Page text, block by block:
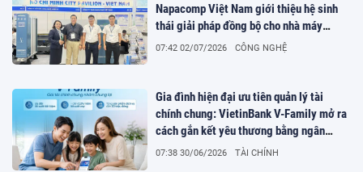
Napacomp Việt Nam giới thiệu hệ sinh
thái giải pháp đồng bộ cho nhà máy
thông minh tại TP.HCM
07:42 02/07/2026 CÔNG NGHỆ
Gia đình hiện đại ưu tiên quản lý tài
chính chung: VietinBank V-Family mở ra
cách gắn kết yêu thương bằng ngân
hàng số
07:38 30/06/2026 TÀI CHÍNH